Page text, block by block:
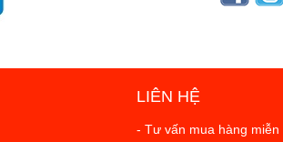
LIÊN HỆ
- Tư vấn mua hàng miễn